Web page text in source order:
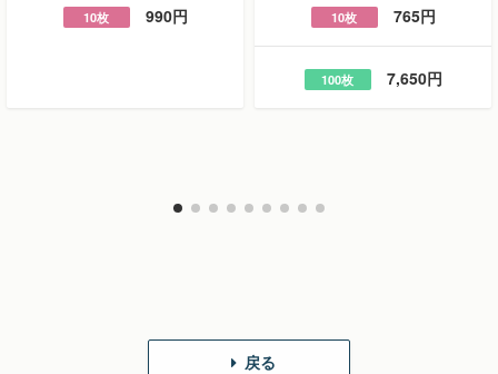
10枚 990円 10枚 765円
100枚 7,650円
戻る